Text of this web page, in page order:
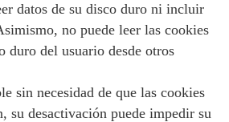
datos de su disco duro ni incluir
no puede leer las cookies
duro del usuario desde otros
sin necesidad de que las cookies
su desactivación puede impedir su